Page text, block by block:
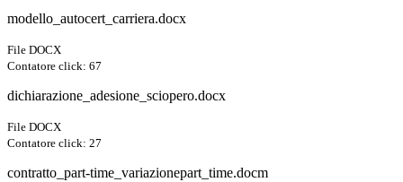
modello_autocert_carriera.docx
File DOCX
Contatore click: 67
dichiarazione_adesione_sciopero.docx
File DOCX
Contatore click: 27
contratto_part-time_variazionepart_time.docm